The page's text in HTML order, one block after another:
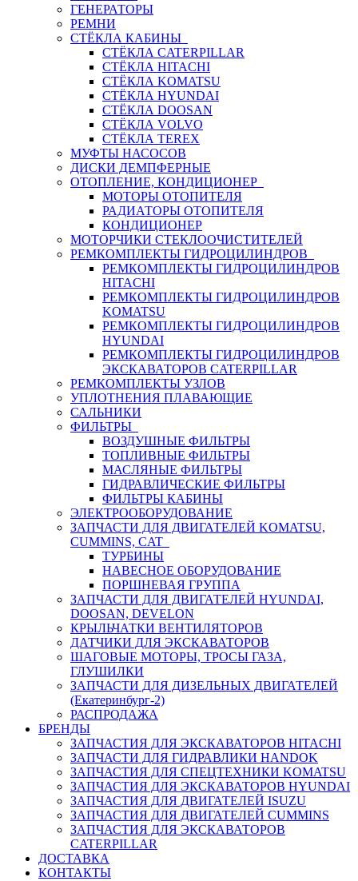
ГЕНЕРАТОРЫ
РЕМНИ
СТЁКЛА КАБИНЫ
СТЁКЛА CATERPILLAR
СТЁКЛА HITACHI
СТЁКЛА KOMATSU
СТЁКЛА HYUNDAI
СТЁКЛА DOOSAN
СТЁКЛА VOLVO
СТЁКЛА TEREX
МУФТЫ НАСОСОВ
ДИСКИ ДЕМПФЕРНЫЕ
ОТОПЛЕНИЕ, КОНДИЦИОНЕР
МОТОРЫ ОТОПИТЕЛЯ
РАДИАТОРЫ ОТОПИТЕЛЯ
КОНДИЦИОНЕР
МОТОРЧИКИ СТЕКЛООЧИСТИТЕЛЕЙ
РЕМКОМПЛЕКТЫ ГИДРОЦИЛИНДРОВ
РЕМКОМПЛЕКТЫ ГИДРОЦИЛИНДРОВ
HITACHI
РЕМКОМПЛЕКТЫ ГИДРОЦИЛИНДРОВ
KOMATSU
РЕМКОМПЛЕКТЫ ГИДРОЦИЛИНДРОВ
HYUNDAI
РЕМКОМПЛЕКТЫ ГИДРОЦИЛИНДРОВ
ЭКСКАВАТОРОВ CATERPILLAR
РЕМКОМПЛЕКТЫ УЗЛОВ
УПЛОТНЕНИЯ ПЛАВАЮЩИЕ
САЛЬНИКИ
ФИЛЬТРЫ
ВОЗДУШНЫЕ ФИЛЬТРЫ
ТОПЛИВНЫЕ ФИЛЬТРЫ
МАСЛЯНЫЕ ФИЛЬТРЫ
ГИДРАВЛИЧЕСКИЕ ФИЛЬТРЫ
ФИЛЬТРЫ КАБИНЫ
ЭЛЕКТРООБОРУДОВАНИЕ
ЗАПЧАСТИ ДЛЯ ДВИГАТЕЛЕЙ KOMATSU,
CUMMINS, CAT
ТУРБИНЫ
НАВЕСНОЕ ОБОРУДОВАНИЕ
ПОРШНЕВАЯ ГРУППА
ЗАПЧАСТИ ДЛЯ ДВИГАТЕЛЕЙ HYUNDAI,
DOOSAN, DEVELON
КРЫЛЬЧАТКИ ВЕНТИЛЯТОРОВ
ДАТЧИКИ ДЛЯ ЭКСКАВАТОРОВ
ШАГОВЫЕ МОТОРЫ, ТРОСЫ ГАЗА,
ГЛУШИЛКИ
ЗАПЧАСТИ ДЛЯ ДИЗЕЛЬНЫХ ДВИГАТЕЛЕЙ
(Екатеринбург-2)
РАСПРОДАЖА
БРЕНДЫ
ЗАПЧАСТИЯ ДЛЯ ЭКСКАВАТОРОВ HITACHI
ЗАПЧАСТИ ДЛЯ ГИДРАВЛИКИ HANDOK
ЗАПЧАСТИЯ ДЛЯ СПЕЦТЕХНИКИ KOMATSU
ЗАПЧАСТИЯ ДЛЯ ЭКСКАВАТОРОВ HYUNDAI
ЗАПЧАСТИЯ ДЛЯ ДВИГАТЕЛЕЙ ISUZU
ЗАПЧАСТИЯ ДЛЯ ДВИГАТЕЛЕЙ CUMMINS
ЗАПЧАСТИЯ ДЛЯ ЭКСКАВАТОРОВ
CATERPILLAR
ДОСТАВКА
КОНТАКТЫ